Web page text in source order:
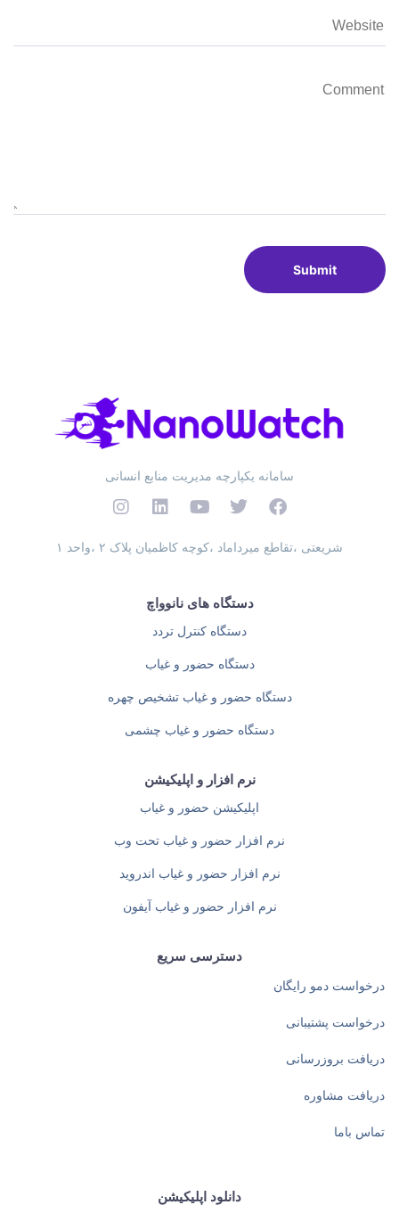
دانلود اپلیکیشن
دسترسی سریع
درخواست دمو رایگان
درخواست پشتیبانی
دریافت بروزرسانی
دریافت مشاوره
تماس باما
نرم افزار و اپلیکیشن
اپلیکیشن حضور و غیاب
نرم افزار حضور و غیاب تحت وب
نرم افزار حضور و غیاب اندروید
نرم افزار حضور و غیاب آیفون
دستگاه های نانوواچ
دستگاه کنترل تردد
دستگاه حضور و غیاب
دستگاه حضور و غیاب تشخیص چهره
دستگاه حضور و غیاب چشمی
سامانه یکپارچه مدیریت منابع انسانی
شریعتی ،تقاطع میرداماد ،کوچه کاظمیان پلاک ۲ ،واحد ۱